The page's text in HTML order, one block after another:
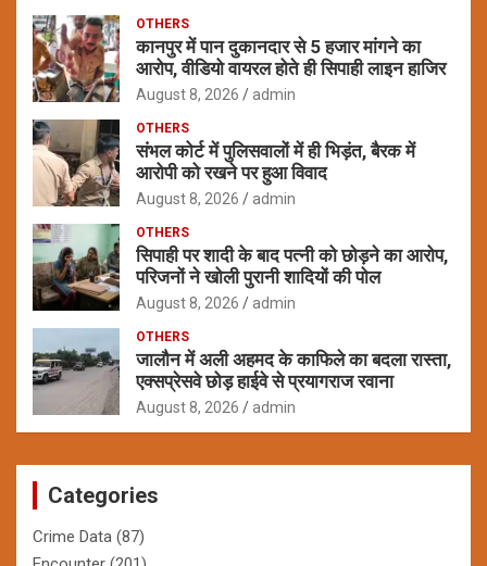
OTHERS
कानपुर में पान दुकानदार से 5 हजार मांगने का
आरोप, वीडियो वायरल होते ही सिपाही लाइन हाजिर
August 8, 2026 admin
OTHERS
संभल कोर्ट में पुलिसवालों में ही भिड़ंत, बैरक में
आरोपी को रखने पर हुआ विवाद
August 8, 2026 admin
OTHERS
सिपाही पर शादी के बाद पत्नी को छोड़ने का आरोप,
परिजनों ने खोली पुरानी शादियों की पोल
August 8, 2026 admin
OTHERS
जालौन में अली अहमद के काफिले का बदला रास्ता,
एक्सप्रेसवे छोड़ हाईवे से प्रयागराज रवाना
August 8, 2026 admin
Categories
Crime Data (87)